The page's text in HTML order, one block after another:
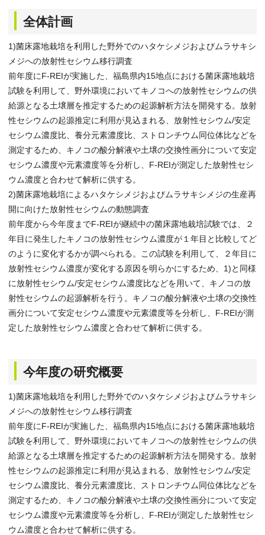
全体計画
1)菌床露地栽培を利用した野外でのハタケシメジおよびムラサキシ
メジへの放射性セシウム移行調査
前年度にF-REIが実施した、福島県内15地点における菌床露地栽培
試験を利用して、野外環境においてキノコへの放射性セシウムの供
給源となる土壌層を推定するための起源解析方法を開発する。放射
性セシウムの起源推定に利用が見込まれる、放射性セシウム/安定
セシウム濃度比、養分元素濃度比、ストロンチウム同位体比などを
測定するため、キノコの酸分解液や土壌の交換性画分について安定
セシウム濃度や元素濃度等を分析し、F-REIが測定した放射性セシ
ウム濃度と合わせて解析に供する。
2)菌床露地栽培によるハタケシメジおよびムラサキシメジの生産再
開に向けた放射性セシウムの動態調査
前年度から今年度までF-REIが継続中の菌床露地栽培試験では、２
年目に発生したキノコの放射性セシウム濃度が１年目と比較してど
のように変化するかが調べられる。この試験を利用して、２年目に
放射性セシウム濃度が変化する原因を明らかにするため、1)と同様
に放射性セシウム/安定セシウム濃度比などを用いて、キノコの放
射性セシウムの起源解析を行う。キノコの酸分解液や土壌の交換性
画分について安定セシウム濃度や元素濃度等を分析し、F-REIが測
定した放射性セシウム濃度と合わせて解析に供する。
今年度の研究概要
1)菌床露地栽培を利用した野外でのハタケシメジおよびムラサキシ
メジへの放射性セシウム移行調査
前年度にF-REIが実施した、福島県内15地点における菌床露地栽培
試験を利用して、野外環境においてキノコへの放射性セシウムの供
給源となる土壌層を推定するための起源解析方法を開発する。放射
性セシウムの起源推定に利用が見込まれる、放射性セシウム/安定
セシウム濃度比、養分元素濃度比、ストロンチウム同位体比などを
測定するため、キノコの酸分解液や土壌の交換性画分について安定
セシウム濃度や元素濃度等を分析し、F-REIが測定した放射性セシ
ウム濃度と合わせて解析に供する。